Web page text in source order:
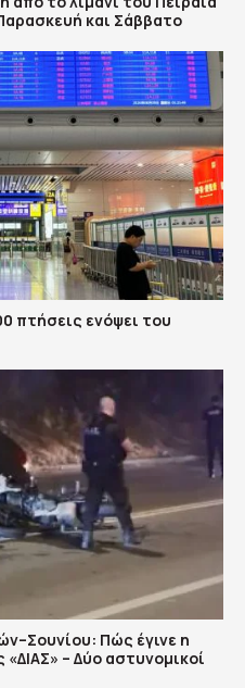
και Σάββατο
πτήσεις ενόψει του
Πώς έγινε η
– Δύο αστυνομικοί